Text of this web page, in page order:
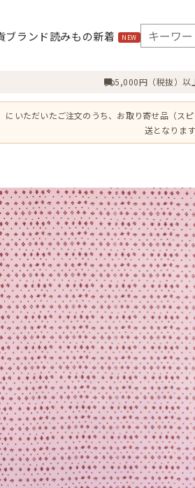
ブランド読みもの新着 NEW
5,000円（税抜）以
いただいたご注文のうち、お取り寄せ品（ス
送となります